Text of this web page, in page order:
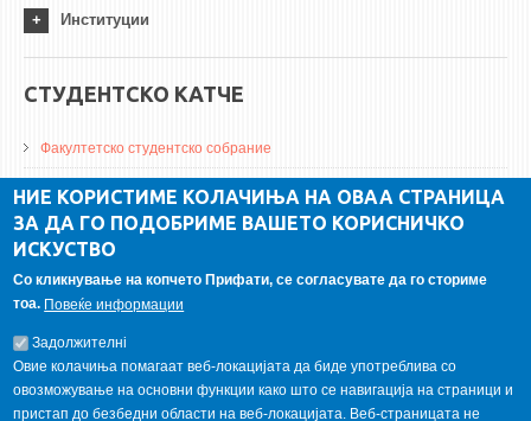
Институции
СТУДЕНТСКО КАТЧЕ
Факултетско студентско собрание
ДА Винчи магазин
Алумни асоцијација
ГАЛЕРИЈА
НИЕ КОРИСТИМЕ КОЛАЧИЊА НА ОВАА СТРАНИЦА
ЗА ДА ГО ПОДОБРИМЕ ВАШЕТО КОРИСНИЧКО
ИСКУСТВО
Со кликнување на копчето Прифати, се согласувате да го сториме
тоа. Повеќе информации
Задолжителнi
Овие колачиња помагаат веб-локацијата да биде употреблива со
овозможување на основни функции како што се навигација на страници и
пристап до безбедни области на веб-локацијата. Веб-страницата не